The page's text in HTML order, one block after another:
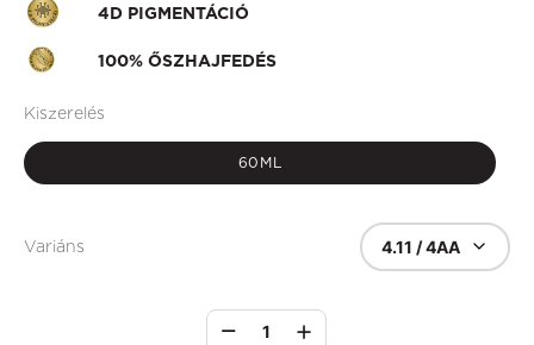
4D PIGMENTÁCIÓ
100% ŐSZHAJFEDÉS
Kiszerelés
60ML
Variáns 4.11 / 4AA
1